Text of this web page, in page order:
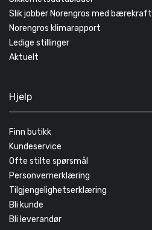
Slik jobber Norengros med bærekraft
Norengros klimarapport
Ledige stillinger
Aktuelt
Hjelp
Finn butikk
Kundeservice
Ofte stilte spørsmål
Personvernerklæring
Tilgjengelighetserklæring
Bli kunde
Bli leverandør